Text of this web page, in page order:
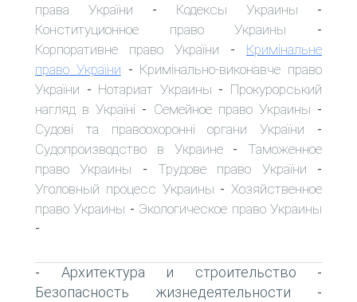
права України - Кодексы Украины -
Конституционное право Украины -
Корпоративне право України - Кримінальне
право України - Кримінально-виконавче право
України - Нотариат Украины - Прокурорський
нагляд в Україні - Семейное право Украины -
Судові та правоохоронні органи України -
Судопроизводство в Украине- Таможенное
право Украины - Трудове право України -
Уголовный процесс Украины - Хозяйственное
право Украины - Экологическое право Украины
-
- Архитектура и строительство -
Безопасность жизнедеятельности -